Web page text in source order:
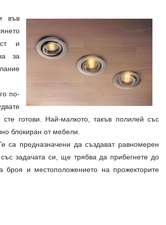
във
и
за
по-
готови. Най-малкото, такъв полилей със
блокиран от мебели.
са предназначени да създават равномерен
задачата си, ще трябва да прибегнете до
броя и местоположението на прожекторите